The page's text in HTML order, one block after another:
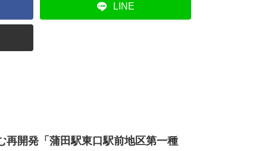
LINE
再開発「蒲田駅東口駅前地区第一種